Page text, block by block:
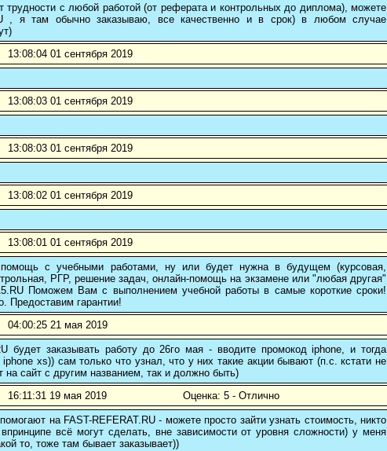
трудности с любой работой (от реферата и контрольных до диплома), можете
, я там обычно заказываю, все качественно и в срок) в любом случае
13:08:04 01 сентября 2019
13:08:03 01 сентября 2019
13:08:03 01 сентября 2019
13:08:02 01 сентября 2019
13:08:01 01 сентября 2019
с учебными работами, ну или будет нужна в будущем (курсовая,
РГР, решение задач, онлайн-помощь на экзамене или "любая другая"
Поможем Вам с выполнением учебной работы в самые короткие сроки!
Предоставим гарантии!
04:00:25 21 мая 2019
будет заказывать работу до 26го мая - вводите промокод iphone, и тогда
xs)) сам только что узнал, что у них такие акции бывают (п.с. кстати не
на сайт с другим названием, так и должно быть)
16:11:31 19 мая 2019 Оценка: 5 - Отлично
на FAST-REFERAT.RU - можете просто зайти узнать стоимость, никто
всё могут сделать, вне зависимости от уровня сложности) у меня
то, тоже там бывает заказывает))